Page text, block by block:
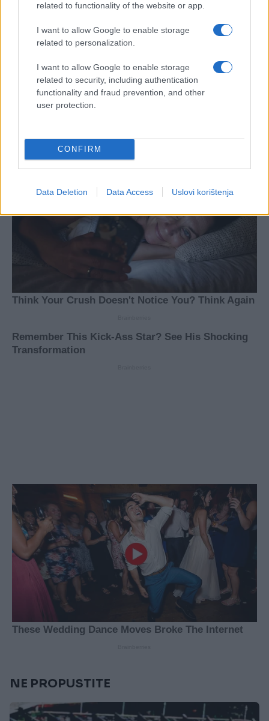
related to functionality of the website or app.
I want to allow Google to enable storage
related to personalization.
I want to allow Google to enable storage
related to security, including authentication
functionality and fraud prevention, and other
user protection.
CONFIRM
Data Deletion Data Access Uslovi korištenja
NE PROPUSTITE